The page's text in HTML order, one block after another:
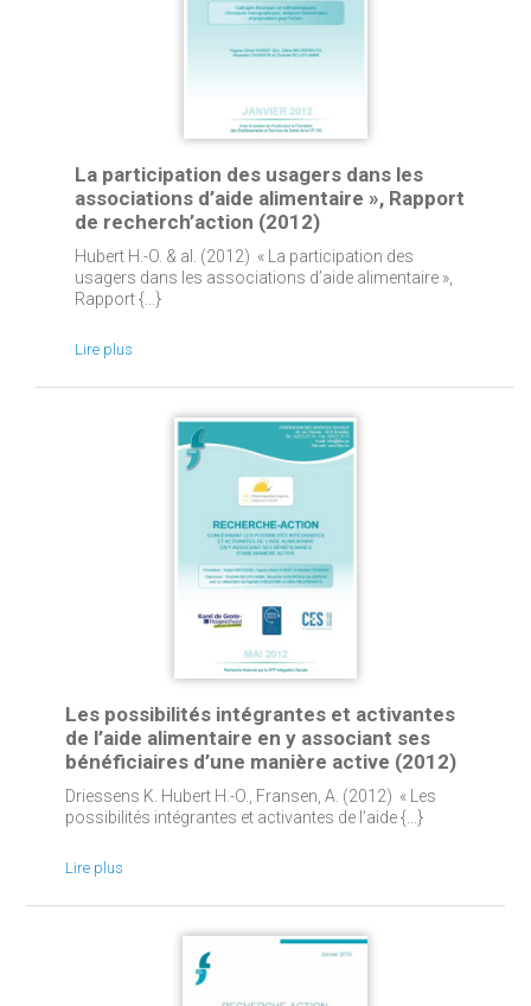
La participation des usagers dans les
associations d’aide alimentaire », Rapport
de recherch’action (2012)
Hubert H.-O. & al. (2012) « La participation des
usagers dans les associations d’aide alimentaire »,
Rapport {...}
Lire plus
Les possibilités intégrantes et activantes
de l’aide alimentaire en y associant ses
bénéficiaires d’une manière active (2012)
Driessens K. Hubert H.-O., Fransen, A. (2012) « Les
possibilités intégrantes et activantes de l’aide {...}
Lire plus